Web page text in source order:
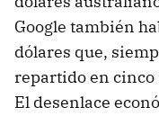
Google también
dólares que,
repartido en
El desenlace